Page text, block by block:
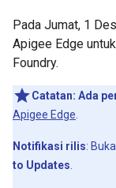
Pada Jumat, 1
Apigee Edge
Foundry.
Catatan: Ada
Apigee Edge
Notifikasi rilis: Buka
to Updates